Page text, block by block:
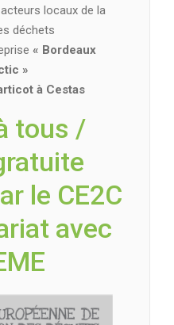
locaux de la
déchets
« Bordeaux
»
à Cestas
tous /
le CE2C
avec